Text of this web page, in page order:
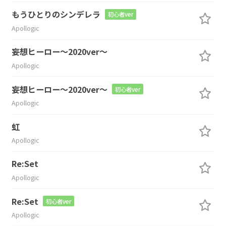
もうひとりのシンデレラ 初心者ver
Apollogic
妄想ヒーロー～2020ver～
Apollogic
妄想ヒーロー～2020ver～ 初心者ver
Apollogic
虹
Apollogic
Re:Set
Apollogic
Re:Set 初心者ver
Apollogic